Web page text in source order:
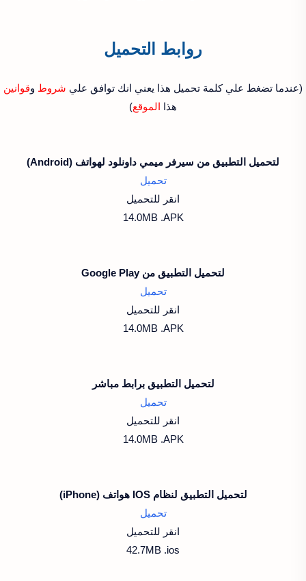
روابط التحميل
(عندما تضغط علي كلمة تحميل هذا يعني انك توافق علي شروط وقوانين
هذا الموقع)
لتحميل التطبيق من سيرفر ميمي داونلود لهواتف (Android)
تحميل
انقر للتحميل
14.0MB .APK
لتحميل التطبيق من Google Play
تحميل
انقر للتحميل
14.0MB .APK
لتحميل التطبيق برابط مباشر
تحميل
انقر للتحميل
14.0MB .APK
لتحميل التطبيق لنظام IOS هواتف (iPhone)
تحميل
انقر للتحميل
42.7MB .ios